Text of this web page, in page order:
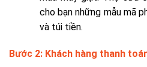
cho bạn những mẫu mã
và túi tiền.
Bước 2: Khách hàng thanh